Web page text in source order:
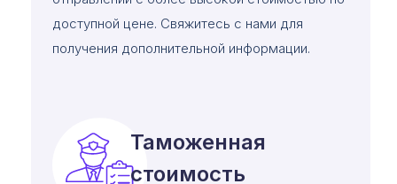
доступной цене. Свяжитесь с нами для
получения дополнительной информации.
Таможенная
стоимость